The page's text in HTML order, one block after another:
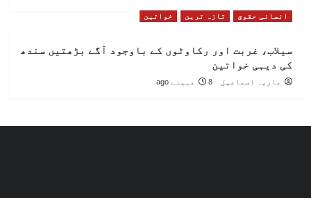
انسانی حقوق تازہ ترین خواتین
سیلاب، غربت اور رکاوٹوں کے باوجود آگے بڑھتیں سندھ
کی دیہی خواتین
ماریہ اسماعیل 8 مہینے ago